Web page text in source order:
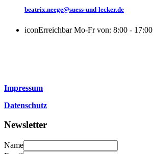
beatrix.neege@suess-und-lecker.de
iconErreichbar Mo-Fr von: 8:00 - 17:00
Impressum
Datenschutz
Newsletter
Name